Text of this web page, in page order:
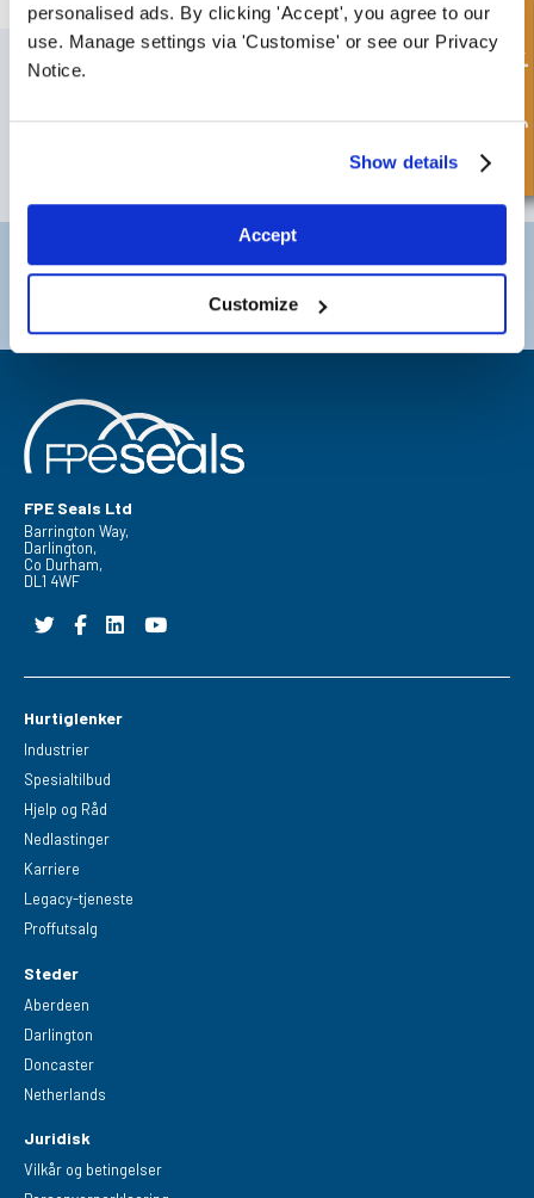
personalised ads. By clicking 'Accept', you agree to our
use. Manage settings via 'Customise' or see our Privacy
Notice.
Show details
Accept
Customize
MELD DEG PÅ VÅRT NYHETSBREV
våre siste tilbud og nye produkter.
sales@fpeseals.com
E-post:
FPE Seals Ltd
Barrington Way,
Darlington,
Co Durham,
DL1 4WF
Hurtiglenker
Industrier
Spesialtilbud
Hjelp og Råd
Nedlastinger
Karriere
Legacy-tjeneste
Proffutsalg
Steder
Aberdeen
Darlington
Doncaster
Netherlands
Juridisk
Vilkår og betingelser
Hurtigforespørsel